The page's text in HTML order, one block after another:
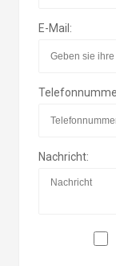
E-Mail:
Nachricht: